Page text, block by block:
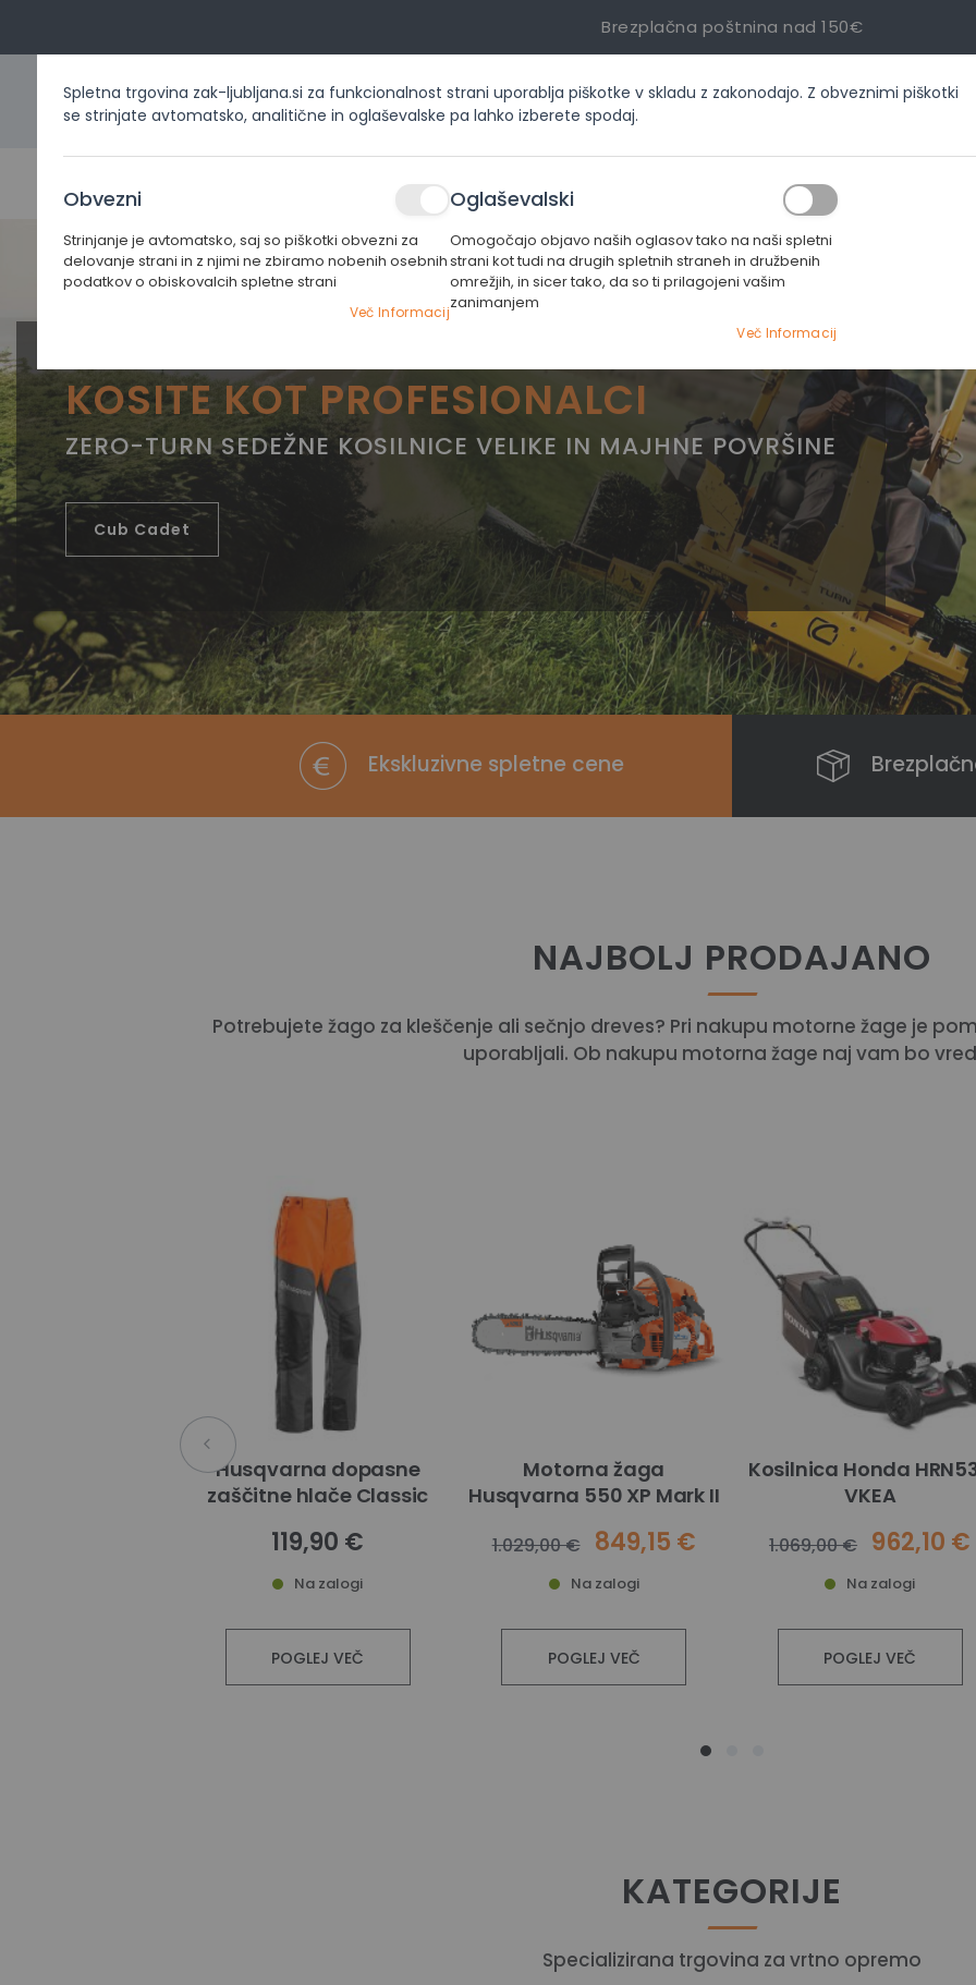
Obvezni
Strinjanje je avtomatsko, saj so piškotki obvezni za
delovanje strani in z njimi ne zbiramo nobenih osebnih
podatkov o obiskovalcih spletne strani
Več Informacij
Oglaševalski
Omogočajo objavo naših oglasov tako na naši spletni
strani kot tudi na drugih spletnih straneh in družbenih
omrežjih, in sicer tako, da so ti prilagojeni vašim
zanimanjem
Več Informacij
Spletna trgovina zak-ljubljana.si za funkcionalnost strani uporablja piškotke v skladu z zakonodajo. Z obveznimi piškotki
se strinjate avtomatsko, analitične in oglaševalske pa lahko izberete spodaj.
Brezplačna poštnina nad 150€
SERVIS KONTAKT
KOSITE KOT PROFESIONALCI
ZERO-TURN SEDEŽNE KOSILNICE VELIKE IN MAJHNE POVRŠINE
Cub Cadet
Ekskluzivne spletne cene
NAJBOLJ PRODAJANO
Potrebujete žago za kleščenje ali sečnjo dreves? Pri nakupu motorne žage je
uporabljali. Ob nakupu motorna žage naj vam bo
Husqvarna dopasne
zaščitne hlače Classic
119,90 €
Na zalogi
POGLEJ VEČ
Motorna žaga
Husqvarna 550 XP Mark II
1.029,00 € 849,15 €
Na zalogi
POGLEJ VEČ
Kosilnica Honda
VKEA
1.069,00 € 962,10 €
Na zalogi
POGLEJ VEČ
KATEGORIJE
Specializirana trgovina za vrtno opremo